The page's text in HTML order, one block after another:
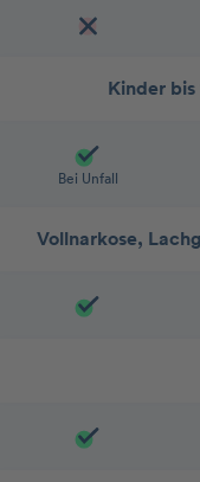
Kinder
Bei Unfall
Vollnarkose,